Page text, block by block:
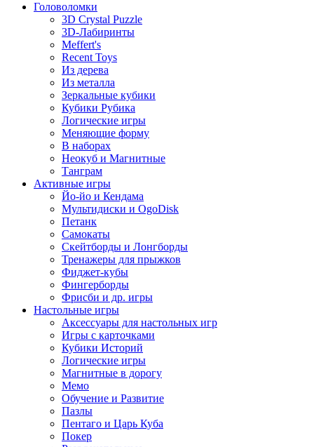
Головоломки
3D Crystal Puzzle
3D-Лабиринты
Meffert's
Recent Toys
Из дерева
Из металла
Зеркальные кубики
Кубики Рубика
Логические игры
Меняющие форму
В наборах
Неокуб и Магнитные
Танграм
Активные игры
Йо-йо и Кендама
Мультидиски и OgoDisk
Петанк
Самокаты
Скейтборды и Лонгборды
Тренажеры для прыжков
Фиджет-кубы
Фингерборды
Фрисби и др. игры
Настольные игры
Аксессуары для настольных игр
Игры с карточками
Кубики Историй
Логические игры
Магнитные в дорогу
Мемо
Обучение и Развитие
Пазлы
Пентаго и Царь Куба
Покер